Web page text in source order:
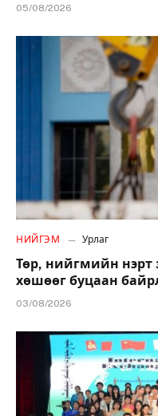
05/08/2026
НИЙГЭМ Урлаг
Төр, нийгмийн нэрт
хөшөөг буцаан
03/08/2026